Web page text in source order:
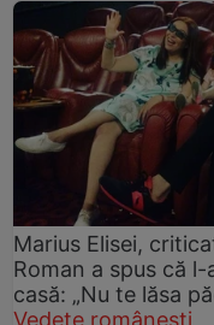
Marius Elisei,
Roman a spus că
casă: „Nu te lăsa
Vedete românești